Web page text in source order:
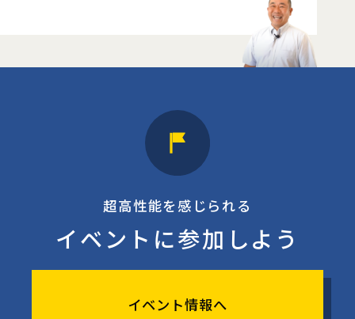
超高性能を感じられる
イベントに参加しよう
イベント情報へ